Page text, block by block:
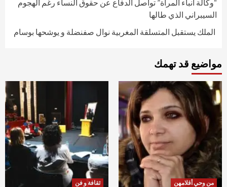
“وكالة أنباء المرأة” تواصل الدفاع عن حقوق النساء رغم الهجوم
السيبراني الذي طالها
الملك يستقبل المتسلقة المغربية نوال صفنضلة و يوشحها بوسام
مواضيع قد تهمك
من وحي أقلامهن ثقافة و فن